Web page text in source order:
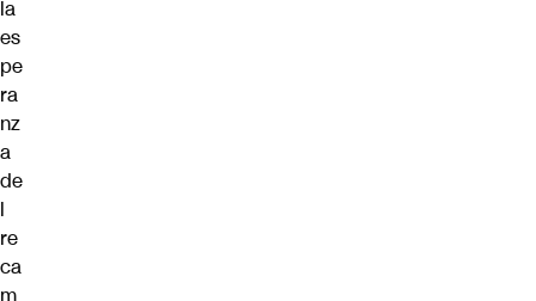
la
es
pe
ra
nz
a
de
l
re
ca